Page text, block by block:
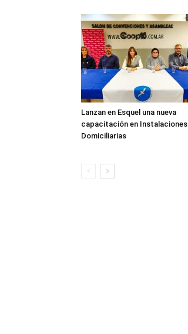
Lanzan en Esquel una nueva
capacitación en Instalaciones
Domiciliarias